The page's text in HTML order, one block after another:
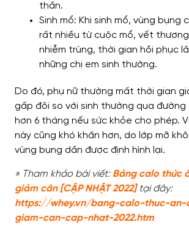
thần.
Sinh mổ: Khi sinh mổ, vùng bụng
rất nhiều từ cuộc mổ, vết
nhiễm trùng, thời gian hồi phục
những chị em sinh thường.
Do đó, phụ nữ thường mất thời gian
gấp đôi so với sinh thường qua đường
hơn 6 tháng nếu sức khỏe cho phép.
này cũng khó khăn hơn, do lớp mỡ
vùng bụng dần được định hình lại.
» Tham khảo bài viết: Bảng calo thức
giảm cân [CẬP NHẬT 2022]tại đây:
https://whey.vn/bang-calo-thuc-an-
giam-can-cap-nhat-2022.htm